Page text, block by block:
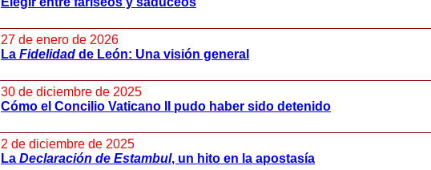
27 de enero de 2026
La Fidelidad de León: Una visión general
30 de diciembre de 2025
Cómo el Concilio Vaticano II pudo haber sido detenido
2 de diciembre de 2025
La Declaración de Estambul, un hito en la apostasía